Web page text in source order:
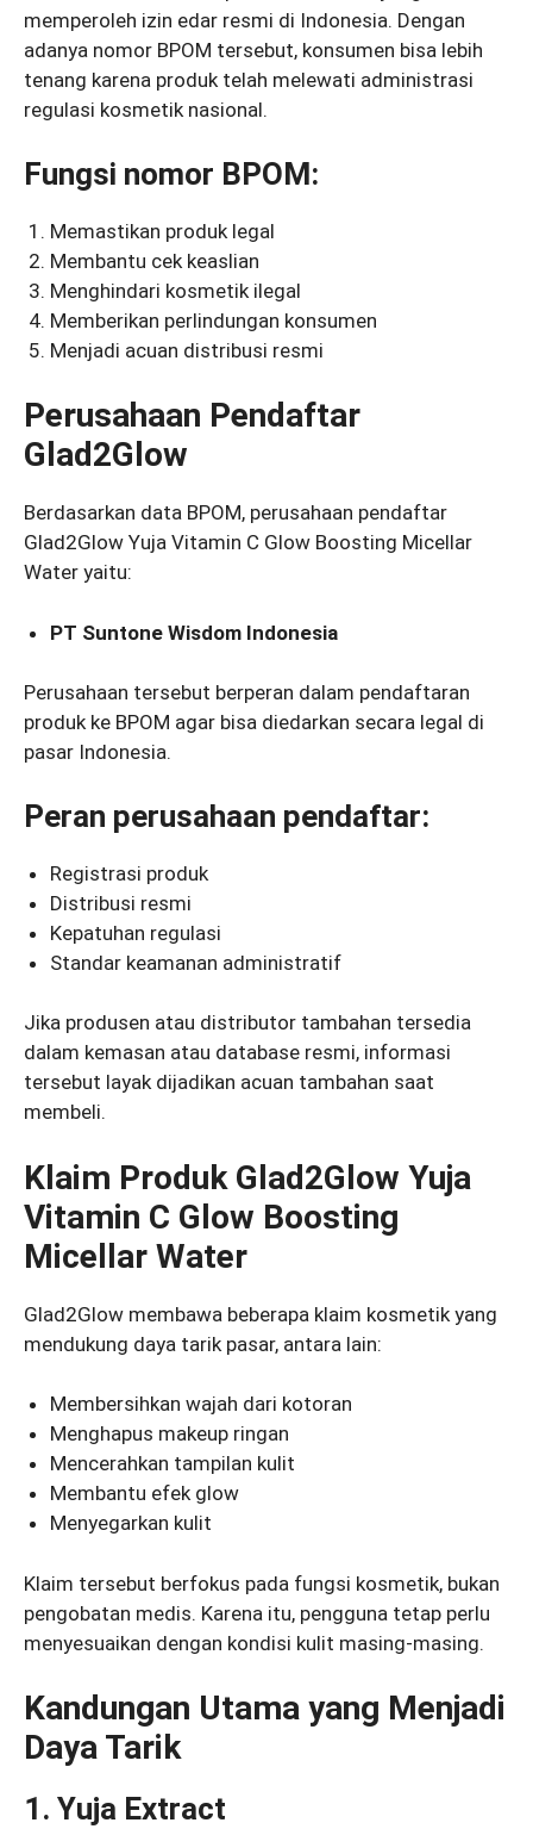
memperoleh izin edar resmi di Indonesia. Dengan
adanya nomor BPOM tersebut, konsumen bisa lebih
tenang karena produk telah melewati administrasi
regulasi kosmetik nasional.
Fungsi nomor BPOM:
Memastikan produk legal
Membantu cek keaslian
Menghindari kosmetik ilegal
Memberikan perlindungan konsumen
Menjadi acuan distribusi resmi
Perusahaan Pendaftar
Glad2Glow
Berdasarkan data BPOM, perusahaan pendaftar
Glad2Glow Yuja Vitamin C Glow Boosting Micellar
Water yaitu:
PT Suntone Wisdom Indonesia
Perusahaan tersebut berperan dalam pendaftaran
produk ke BPOM agar bisa diedarkan secara legal di
pasar Indonesia.
Peran perusahaan pendaftar:
Registrasi produk
Distribusi resmi
Kepatuhan regulasi
Standar keamanan administratif
Jika produsen atau distributor tambahan tersedia
dalam kemasan atau database resmi, informasi
tersebut layak dijadikan acuan tambahan saat
membeli.
Klaim Produk Glad2Glow Yuja
Vitamin C Glow Boosting
Micellar Water
Glad2Glow membawa beberapa klaim kosmetik yang
mendukung daya tarik pasar, antara lain:
Membersihkan wajah dari kotoran
Menghapus makeup ringan
Mencerahkan tampilan kulit
Membantu efek glow
Menyegarkan kulit
Klaim tersebut berfokus pada fungsi kosmetik, bukan
pengobatan medis. Karena itu, pengguna tetap perlu
menyesuaikan dengan kondisi kulit masing-masing.
Kandungan Utama yang Menjadi
Daya Tarik
1. Yuja Extract